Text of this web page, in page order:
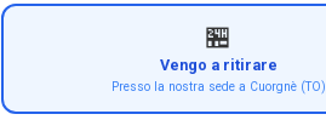
🏪
Vengo a ritirare
Presso la nostra sede a Cuorgnè (TO)